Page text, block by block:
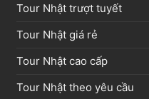
Tour Nhật trượt tuyết
Tour Nhật giá rẻ
Tour Nhật cao cấp
Tour Nhật theo yêu cầu